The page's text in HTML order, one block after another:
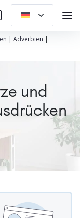
| Adverbien |
und